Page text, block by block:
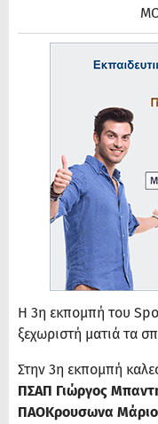
Η 3η εκπομπή του
ξεχωριστή ματιά τα
Στην 3η εκπομπή
ΠΣΑΠ Γιώργος
ΠΑΟΚρουσωνα